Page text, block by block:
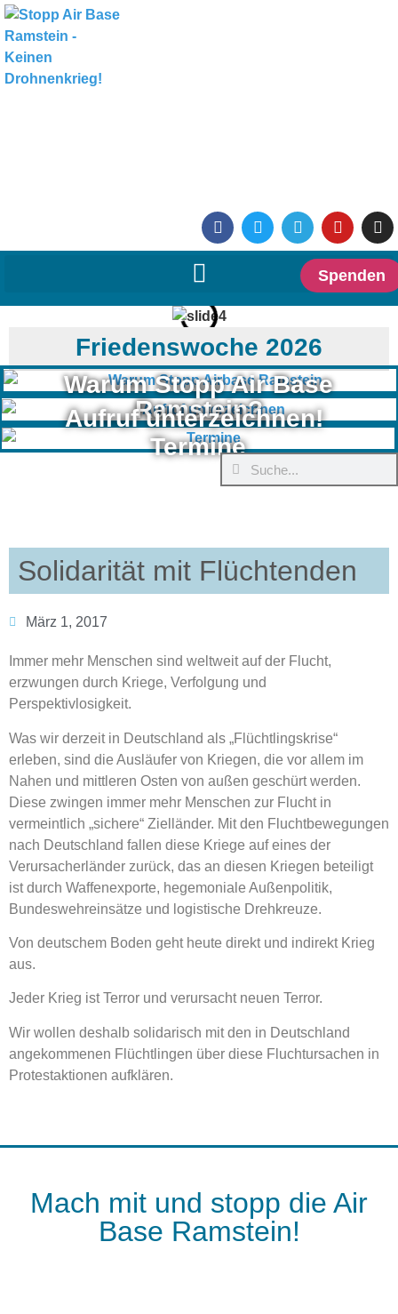
Spenden
Friedenswoche 2026
Warum Stopp Air Base
Ramstein?
Aufruf unterzeichnen!
Termine
Solidarität mit Flüchtenden
März 1, 2017
Immer mehr Menschen sind weltweit auf der Flucht,
erzwungen durch Kriege, Verfolgung und
Perspektivlosigkeit.
Was wir derzeit in Deutschland als „Flüchtlingskrise“
erleben, sind die Ausläufer von Kriegen, die vor allem im
Nahen und mittleren Osten von außen geschürt werden.
Diese zwingen immer mehr Menschen zur Flucht in
vermeintlich „sichere“ Zielländer. Mit den Fluchtbewegungen
nach Deutschland fallen diese Kriege auf eines der
Verursacherländer zurück, das an diesen Kriegen beteiligt
ist durch Waffenexporte, hegemoniale Außenpolitik,
Bundeswehreinsätze und logistische Drehkreuze.
Von deutschem Boden geht heute direkt und indirekt Krieg
aus.
Jeder Krieg ist Terror und verursacht neuen Terror.
Wir wollen deshalb solidarisch mit den in Deutschland
angekommenen Flüchtlingen über diese Fluchtursachen in
Protestaktionen aufklären.
Mach mit und stopp die Air
Base Ramstein!